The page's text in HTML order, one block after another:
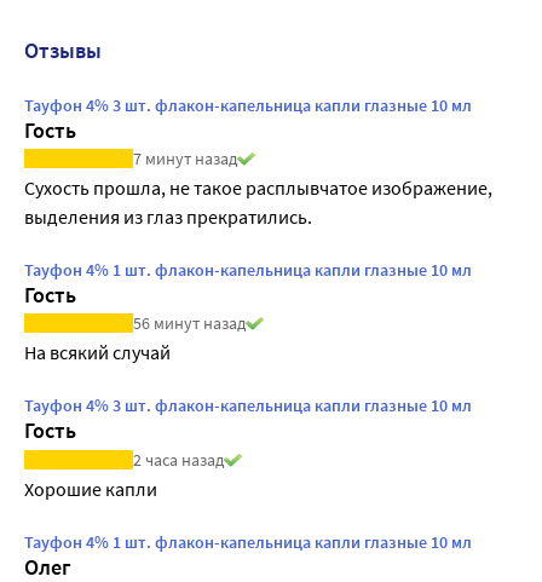
Отзывы
Тауфон 4% 3 шт. флакон-капельница капли глазные 10 мл
Гость
7 минут назад
Сухость прошла, не такое расплывчатое изображение,
выделения из глаз прекратились.
Тауфон 4% 1 шт. флакон-капельница капли глазные 10 мл
Гость
56 минут назад
На всякий случай
Тауфон 4% 3 шт. флакон-капельница капли глазные 10 мл
Гость
2 часа назад
Хорошие капли
Тауфон 4% 1 шт. флакон-капельница капли глазные 10 мл
Олег